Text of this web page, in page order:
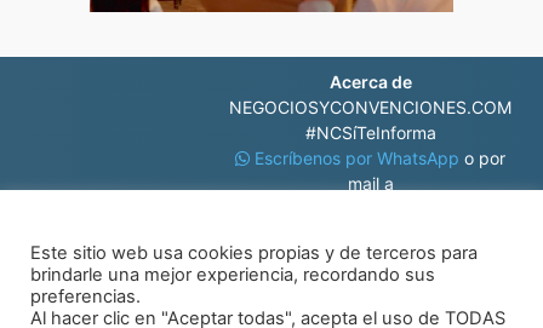
Acerca de
NEGOCIOSYCONVENCIONES.COM
#NCSíTeInforma
Escríbenos por WhatsAppo por
mail a
Este sitio web usa cookies propias y de terceros para
brindarle una mejor experiencia, recordando sus
preferencias.
Al hacer clic en "Aceptar todas", acepta el uso de TODAS